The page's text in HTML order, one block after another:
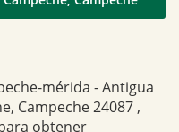
mérida - Antigua
Campeche 24087 ,
obtener